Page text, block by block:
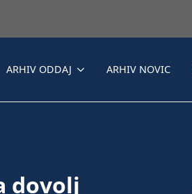
ARHIV ODDAJ ARHIV NOVIC
dovolj